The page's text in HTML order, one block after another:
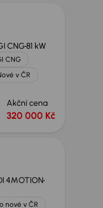
CNG81 kW
CNG
v ČR
Akční cena
320 000 Kč
4MOTION
nové v ČR